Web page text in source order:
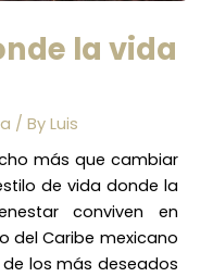
la vida
/ ByLuis
más que cambiar
de vida donde la
conviven en
del Caribe mexicano
los más deseados